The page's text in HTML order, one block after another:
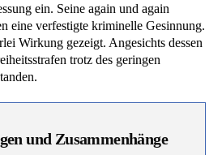
ein. Seine again und again
eine verfestigte kriminelle Gesinnung.
Wirkung gezeigt. Angesichts dessen
trotz des geringen
und Zusammenhänge